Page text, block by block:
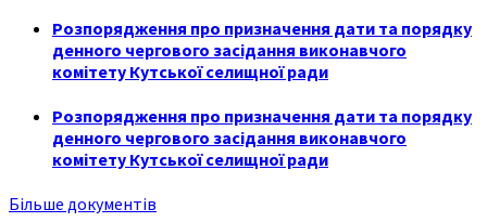
Розпорядження про призначення дати та порядку
денного чергового засідання виконавчого
комітету Кутської селищної ради
Розпорядження про призначення дати та порядку
денного чергового засідання виконавчого
комітету Кутської селищної ради
Більше документів